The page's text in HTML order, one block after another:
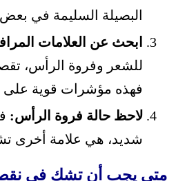
البصيلة السليمة في بعض
ابحث عن العلامات
للشعر وفروة الرأس،
فهذه مؤشرات قوية
لاحظ حالة فروة الرأس:
شديد، هي علامة أخرى
متى يجب أن تشك في